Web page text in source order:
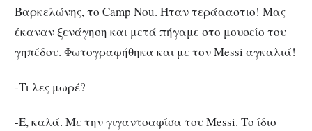
Bαρκελώνης, το Camp Nou. Ήταν τεράααστιο! Μας
έκαναν ξενάγηση και μετά πήγαμε στο μουσείο του
γηπέδου. Φωτογραφήθηκα και με τον Messi αγκαλιά!
-Τι λες μωρέ?
-Ε, καλά. Με την γιγαντοαφίσα του Messi. Το ίδιο